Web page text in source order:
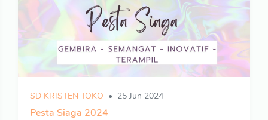
SD KRISTEN TOKO 25 Jun 2024
Pesta Siaga 2024